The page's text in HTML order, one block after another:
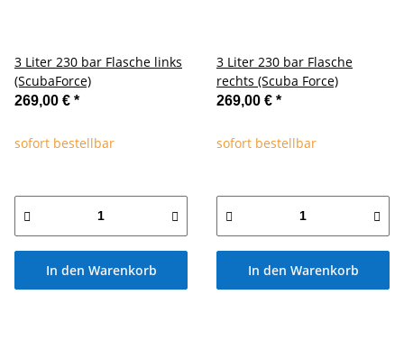
3 Liter 230 bar Flasche links
(ScubaForce)
269,00 € *
sofort bestellbar
In den Warenkorb
3 Liter 230 bar Flasche
rechts (Scuba Force)
269,00 € *
sofort bestellbar
In den Warenkorb